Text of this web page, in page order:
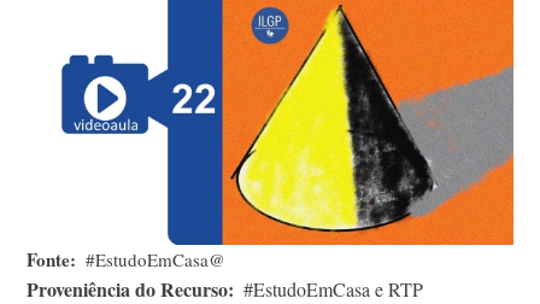
Fonte #EstudoEmCasa@
Proveniência do Recurso #EstudoEmCasa e RTP